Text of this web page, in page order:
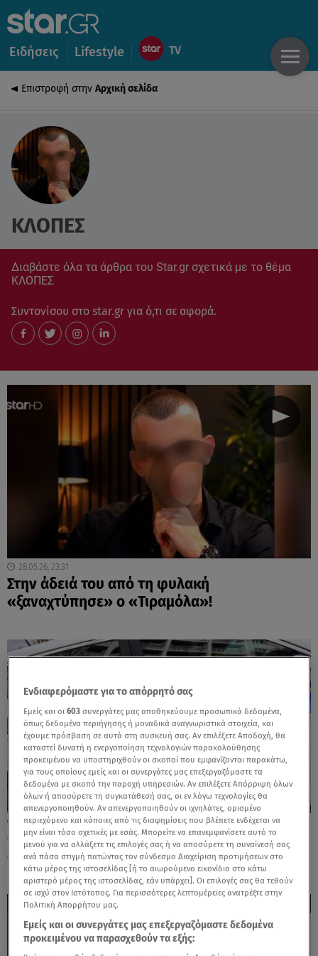
Ειδήσεις Lifestyle
Επιστροφή στην Αρχική σελίδα
ΚΛΟΠΕΣ
Διαβάστε όλα τα άρθρα του Star.gr σχετικά με το θέμα
ΚΛΟΠΕΣ
Συντονίσου στο star.gr για ό,τι σε αφορά.
28.05.26, 23:31
Στην άδειά του από τη φυλακή
«ξαναχτύπησε» ο «Τιραμόλα»!
21.05.26, 16:31
Θεσσαλονίκη: Εξαρθρώθηκε εγκληματική
οργάνωση με λεία άνω των 200.000 ευρώ
Ενδιαφερόμαστε για το απόρρητό σας
Εμείς και οι603 συνεργάτες μας αποθηκεύουμε προσωπικά δεδομένα,
όπως δεδομένα περιήγησης ή μοναδικά αναγνωριστικά στοιχεία, και
έχουμε πρόσβαση σε αυτά στη συσκευή σας. Αν επιλέξετε Αποδοχή, θα
καταστεί δυνατή η ενεργοποίηση τεχνολογιών παρακολούθησης
προκειμένου να υποστηριχθούν οι σκοποί που εμφανίζονται παρακάτω,
για τους οποίους εμείς και οι συνεργάτες μας επεξεργαζόμαστε τα
δεδομένα με σκοπό την παροχή υπηρεσιών. Αν επιλέξετε Απόρριψη όλων
όλων ή αποσύρετε τη συγκατάθεσή σας, οι εν λόγω τεχνολογίες θα
απενεργοποιηθούν. Αν απενεργοποιηθούν οι ιχνηλάτες, ορισμένο
περιεχόμενο και κάποιες από τις διαφημίσεις που βλέπετε ενδέχεται να
μην είναι τόσο σχετικές με εσάς. Μπορείτε να επανεμφανίσετε αυτό το
μενού για να αλλάξετε τις επιλογές σας ή να αποσύρετε τη συναίνεσή σας
ανά πάσα στιγμή πατώντας τον σύνδεσμο Διαχείριση προτιμήσεων στο
κάτω μέρος της ιστοσελίδας [ή το αιωρούμενο εικονίδιο στο κάτω
αριστερό μέρος της ιστοσελίδας, εάν υπάρχει]. Οι επιλογές σας θα τεθούν
σε ισχύ στον Ιστότοπος. Για περισσότερες λεπτομέρειες ανατρέξτε στην
Πολιτική Απορρήτου μας.
Εμείς και οι συνεργάτες μας επεξεργαζόμαστε δεδομένα
προκειμένου να παρασχεθούν τα εξής: